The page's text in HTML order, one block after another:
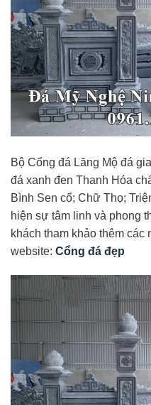
Bộ Cổng đá Lăng Mộ đá
đá xanh đen Thanh Hóa
Bình Sen cổ; Chữ Thọ;
hiện sự tâm linh và phong
khách tham khảo thêm các
website: Cổng đá đẹp